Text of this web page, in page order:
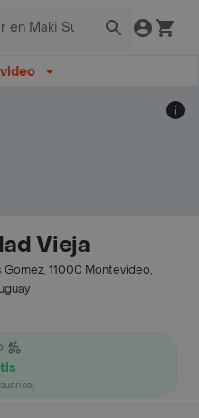
Vieja
11000 Montevideo,